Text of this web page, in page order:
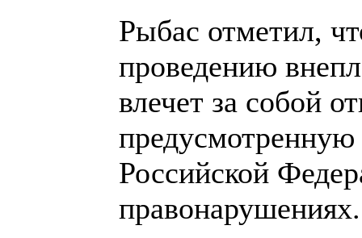
Рыбас отметил,
проведению
влечет за собой
предусмотренную
Российской
правонарушениях.